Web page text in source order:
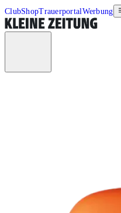
ClubShopTrauerportalWerbung